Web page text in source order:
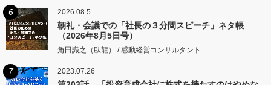
6 2026.08.5
朝礼・会議での「社長の３分間スピーチ」ネタ帳
（2026年8月5日号）
角田識之（臥龍） / 感動経営コンサルタント
7 2023.07.26